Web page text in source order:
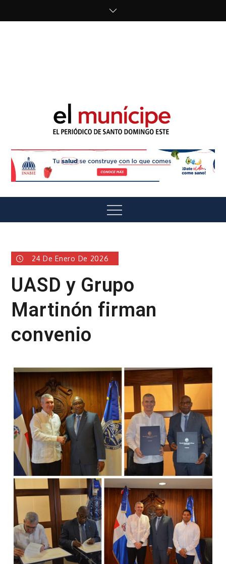
El Munícipe
Menu
24 De Enero De 2026
UASD y Grupo
Martinón firman
convenio